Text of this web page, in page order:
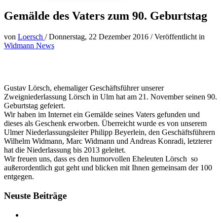
Gemälde des Vaters zum 90. Geburtstag
von Loersch /Donnerstag, 22 Dezember 2016 /Veröffentlicht in
Widmann News
Gustav Lörsch, ehemaliger Geschäftsführer unserer
Zweigniederlassung Lörsch in Ulm hat am 21. November seinen 90.
Geburtstag gefeiert.
Wir haben im Internet ein Gemälde seines Vaters gefunden und
dieses als Geschenk erworben. Überreicht wurde es von unserem
Ulmer Niederlassungsleiter Philipp Beyerlein, den Geschäftsführern
Wilhelm Widmann, Marc Widmann und Andreas Konradi, letzterer
hat die Niederlassung bis 2013 geleitet.
Wir freuen uns, dass es den humorvollen Eheleuten Lörsch so
außerordentlich gut geht und blicken mit Ihnen gemeinsam der 100
entgegen.
Neuste Beiträge